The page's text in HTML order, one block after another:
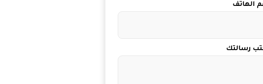
الهاتف
رسالتك